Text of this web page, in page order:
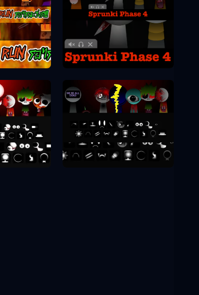
3 Sprunki Phase 4
8 Sprunki Phase 9